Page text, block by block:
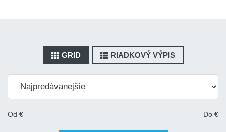
GRID RIADKOVÝ VÝPIS
Od € Do €